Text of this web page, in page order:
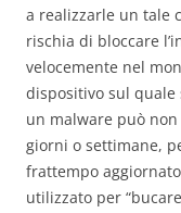
a realizzarle un tale
rischia di bloccare
velocemente nel
dispositivo sul
un malware può
giorni o settimane,
frattempo
utilizzato per